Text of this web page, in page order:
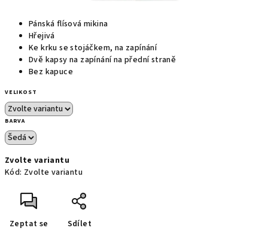
Pánská flísová mikina
Hřejivá
Ke krku se stojáčkem, na zapínání
Dvě kapsy na zapínání na přední straně
Bez kapuce
VELIKOST
BARVA
Zvolte variantu
Kód: Zvolte variantu
Zeptat se Sdílet